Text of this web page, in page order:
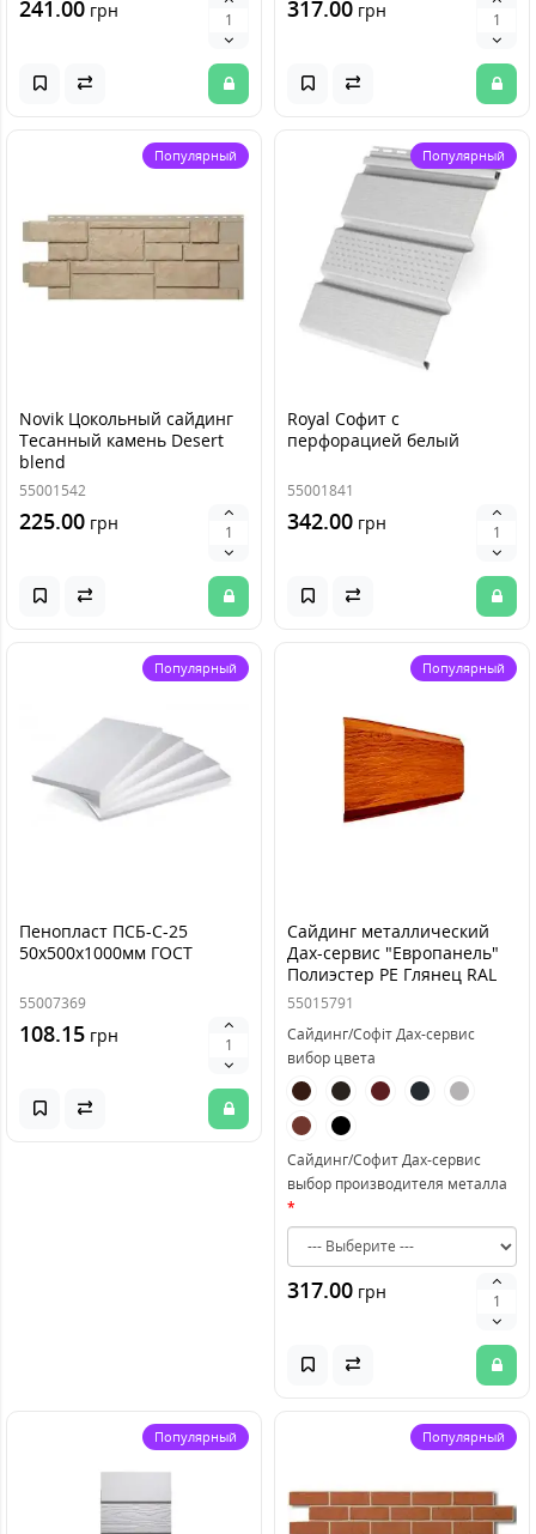
241.00 грн 317.00 грн
Популярный
Novik Цокольный сайдинг
Тесанный камень Desert
blend
55001542
225.00 грн
Популярный
Royal Софит с
перфорацией белый
55001841
342.00 грн
Популярный
Пенопласт ПСБ-C-25
50х500х1000мм ГОСТ
55007369
108.15 грн
Популярный
Сайдинг металлический
Дах-сервис "Европанель"
Полиэстер PE Глянец RAL
55015791
Сайдинг/Софіт Дах-сервис
вибор цвета
Сайдинг/Софит Дах-сервис
выбор производителя металла
317.00 грн
Популярный Популярный